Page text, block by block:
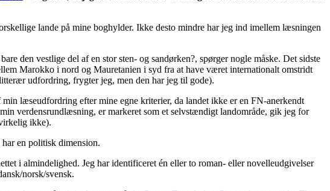
lande på mine boghylder. Ikke desto mindre har jeg ind imellem læsningen
den vestlige del af en stor sten- og sandørken?, spørger nogle måske. Det sidste
Marokko i nord og Mauretanien i syd fra at have været internationalt omstridt
udfordring, frygter jeg, men den har jeg til gode).
læseudfordring efter mine egne kriterier, da landet ikke er en FN-anerkendt
verdensrundlæsning, er markeret som et selvstændigt landområde, gik jeg for
ikke).
en politisk dimension.
i almindelighed. Jeg har identificeret én eller to roman- eller novelleudgivelser
norsk/svensk.